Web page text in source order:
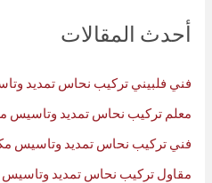
ث
عأحدث المقالات
فني فلبيني تركيب نحاس تمديد
معلم تركيب نحاس تمديد وتاسيس
فني تركيب نحاس تمديد وتاسيس
مقاول تركيب نحاس تمديد